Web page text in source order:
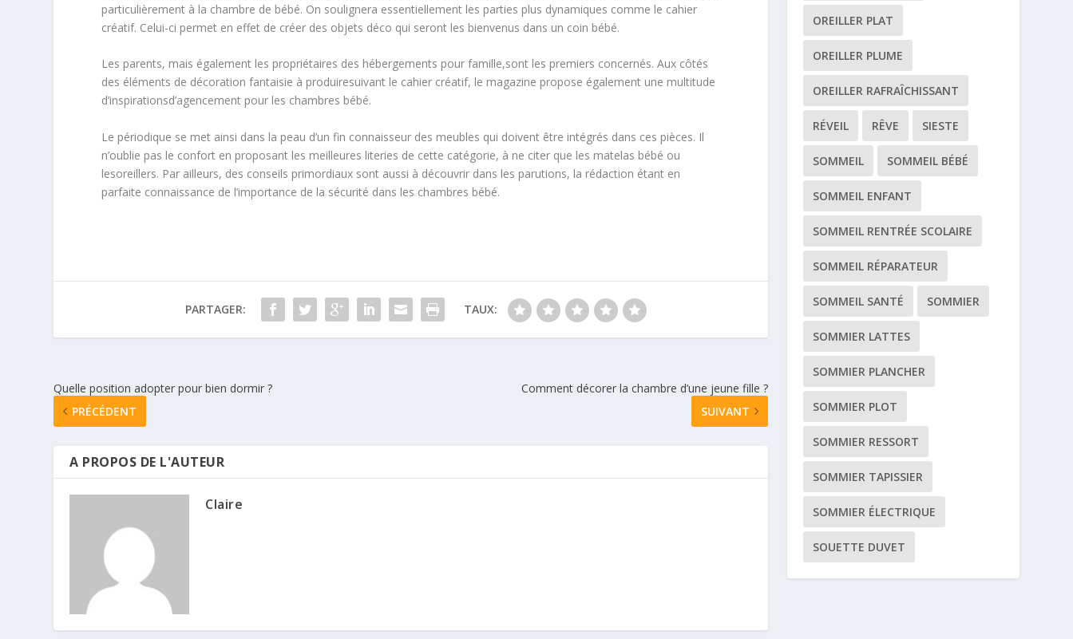
particulièrement à la chambre de bébé. On soulignera essentiellement les parties plus dynamiques comme le cahier
créatif. Celui-ci permet en effet de créer des objets déco qui seront les bienvenus dans un coin bébé.
Les parents, mais également les propriétaires des hébergements pour famille,sont les premiers concernés. Aux côtés
des éléments de décoration fantaisie à produiresuivant le cahier créatif, le magazine propose également une multitude
d’inspirationsd’agencement pour les chambres bébé.
Le périodique se met ainsi dans la peau d’un fin connaisseur des meubles qui doivent être intégrés dans ces pièces. Il
n’oublie pas le confort en proposant les meilleures literies de cette catégorie, à ne citer que les matelas bébé ou
lesoreillers. Par ailleurs, des conseils primordiaux sont aussi à découvrir dans les parutions, la rédaction étant en
parfaite connaissance de l’importance de la sécurité dans les chambres bébé.
PARTAGER: TAUX:
Quelle position adopter pour bien dormir ?
PRÉCÉDENT
Comment décorer la chambre d’une jeune fille ?
SUIVANT
A PROPOS DE L'AUTEUR
Claire
OREILLER PLAT
OREILLER PLUME
OREILLER RAFRAÎCHISSANT
RÉVEIL RÊVE SIESTE
SOMMEIL SOMMEIL BÉBÉ
SOMMEIL ENFANT
SOMMEIL RENTRÉE SCOLAIRE
SOMMEIL RÉPARATEUR
SOMMEIL SANTÉ SOMMIER
SOMMIER LATTES
SOMMIER PLANCHER
SOMMIER PLOT
SOMMIER RESSORT
SOMMIER TAPISSIER
SOMMIER ÉLECTRIQUE
SOUETTE DUVET